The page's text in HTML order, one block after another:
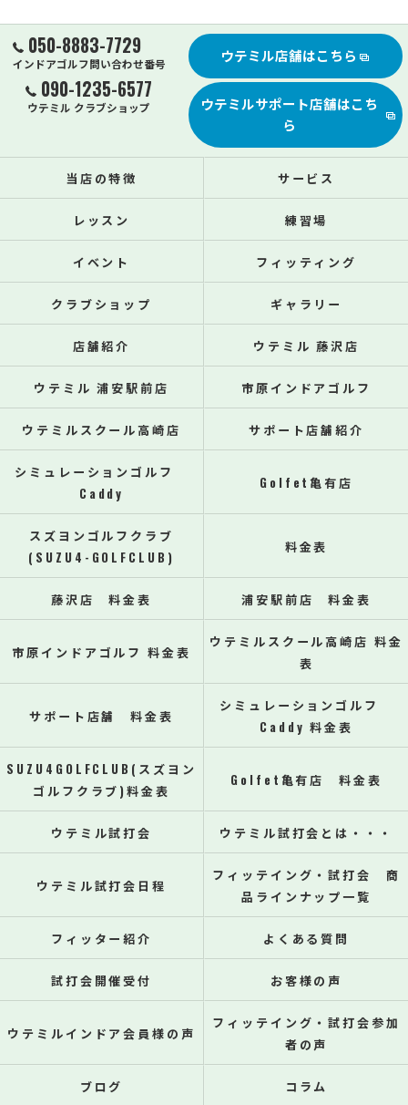
050-8883-7729
インドアゴルフ問い合わせ番号
090-1235-6577
ウテミル クラブショップ
ウテミル店舗はこちら
ウテミルサポート店舗はこち
ら
当店の特徴 サービス
レッスン 練習場
イベント フィッティング
クラブショップ ギャラリー
店舗紹介 ウテミル 藤沢店
ウテミル 浦安駅前店 市原インドアゴルフ
ウテミルスクール高崎店 サポート店舗紹介
シミュレーションゴルフ
Caddy
Golfet亀有店
スズヨンゴルフクラブ
(SUZU4-GOLFCLUB)
料金表
藤沢店 料金表 浦安駅前店 料金表
市原インドアゴルフ 料金表
ウテミルスクール高崎店 料金
表
サポート店舗 料金表
シミュレーションゴルフ
Caddy 料金表
SUZU4GOLFCLUB(スズヨン
ゴルフクラブ)料金表
Golfet亀有店 料金表
ウテミル試打会 ウテミル試打会とは・・・
ウテミル試打会日程
フィッテイング・試打会 商
品ラインナップ一覧
フィッター紹介 よくある質問
試打会開催受付 お客様の声
ウテミルインドア会員様の声
フィッテイング・試打会参加
者の声
ブログ コラム